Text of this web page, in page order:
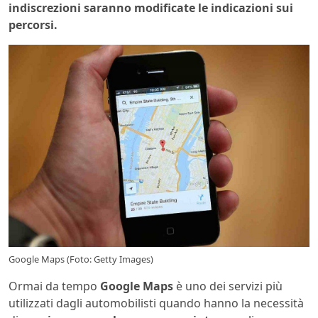
indiscrezioni saranno modificate le indicazioni sui
percorsi.
Google Maps (Foto: Getty Images)
Ormai da tempo Google Maps è uno dei servizi più
utilizzati dagli automobilisti quando hanno la necessità